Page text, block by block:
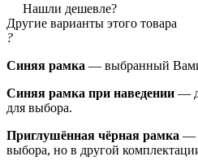
Нашли дешевле?
Другие варианты этого товара
?
Синяя рамка — выбранный Вами
Синяя рамка при наведении —
для выбора.
Приглушённая чёрная рамка —
выбора, но в другой